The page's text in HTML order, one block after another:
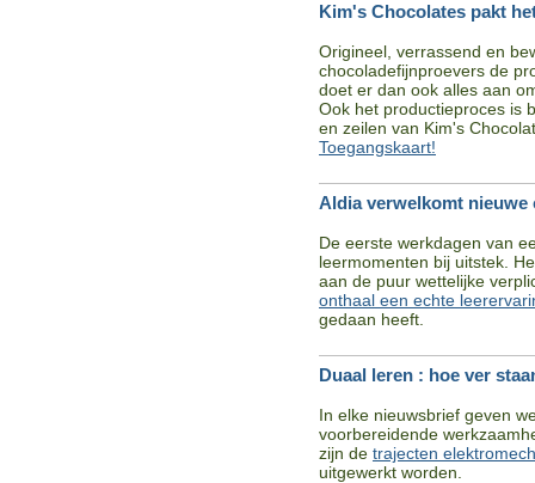
Kim's Chocolates pakt
Origineel, verrassend en
chocoladefijnproevers de
doet er dan ook alles aan
Ook het productieproces is
en zeilen van Kim's
Toegangskaart!
Aldia verwelkomt nieuwe
De eerste werkdagen van
leermomenten bij uitstek.
aan de puur wettelijke
onthaal een echte
gedaan heeft.
Duaal leren : hoe ver
In elke nieuwsbrief geven
voorbereidende
zijn de trajecten
uitgewerkt worden.